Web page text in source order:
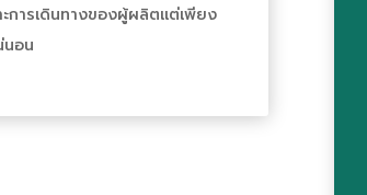
การเดินทางของผู้ผลิตแต่เพียง
นอน